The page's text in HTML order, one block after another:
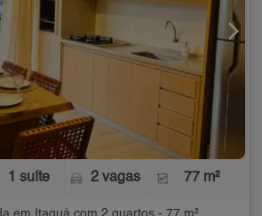
1 suíte 2 vagas 77 m²